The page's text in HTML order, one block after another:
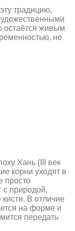
традицию,
остаётся живым
не
Хань (III век
корни уходят в
просто
с природой,
В отличие
на форме и
передать